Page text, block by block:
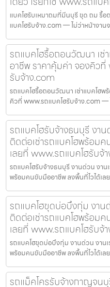
แบคโฮรับเหมาถมที่มีนบุรี ขุด ถม รื้อ
แบคโฮรับจ้าง.com — ไม่ว่าหน้างาน
รถแบคโฮรื้อถอนวัฒนา เ
อาชีพ ราคาคุ้มค่า จองคิว
รับจ้าง.com
รถแบคโฮรื้อถอนวัฒนา เช่าแบคโฮ
คิวที่ www.รถแบคโฮรับจ้าง.com —
รถแบคโฮรับจ้างธนบุรี งาน
ติดต่อเช่ารถแบคโฮพร้อม
เลยที่ www.รถแบคโฮรับจ้
รถแบคโฮรับจ้างธนบุรี งานด่วน งาน
พร้อมคนขับมืออาชีพ ลงพื้นที่ไวได้เล
รถแบคโฮขุดบ่อบึงกุ่ม งาน
ติดต่อเช่ารถแบคโฮพร้อม
เลยที่ www.รถแบคโฮรับจ้
รถแบคโฮขุดบ่อบึงกุ่ม งานด่วน งานเ
พร้อมคนขับมืออาชีพ ลงพื้นที่ไวได้เล
รถแม็คโครรับจ้างกาญจน